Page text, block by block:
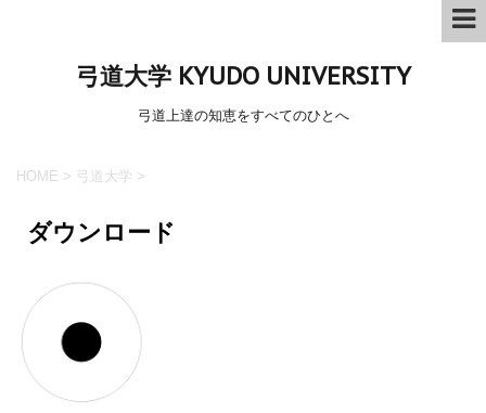
弓道大学 KYUDO UNIVERSITY
弓道上達の知恵をすべてのひとへ
HOME > 弓道大学 >
ダウンロード